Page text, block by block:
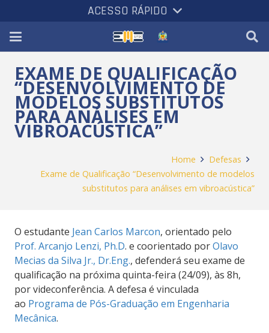
ACESSO RÁPIDO
EXAME DE QUALIFICAÇÃO
“DESENVOLVIMENTO DE
MODELOS SUBSTITUTOS
PARA ANÁLISES EM
VIBROACÚSTICA”
Home
Defesas
Exame de Qualificação “Desenvolvimento de modelos
substitutos para análises em vibroacústica”
O estudante Jean Carlos Marcon, orientado pelo
Prof. Arcanjo Lenzi, Ph.D. e coorientado porOlavo
Mecias da Silva Jr., Dr.Eng., defenderá seu exame de
qualificação na próxima quinta-feira (24/09), às 8h,
por videconferência. A defesa é vinculada
ao Programa de Pós-Graduação em Engenharia
Mecânica.